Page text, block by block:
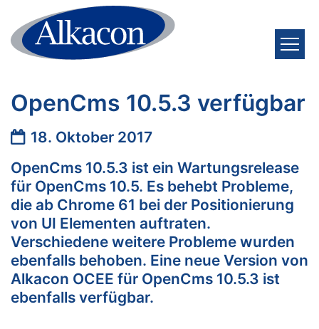
Zum Inhalt springen
OpenCms 10.5.3 verfügbar
Datum:
18. Oktober 2017
OpenCms 10.5.3 ist ein Wartungsrelease
für OpenCms 10.5. Es behebt Probleme,
die ab Chrome 61 bei der Positionierung
von UI Elementen auftraten.
Verschiedene weitere Probleme wurden
ebenfalls behoben. Eine neue Version von
Alkacon OCEE für OpenCms 10.5.3 ist
ebenfalls verfügbar.